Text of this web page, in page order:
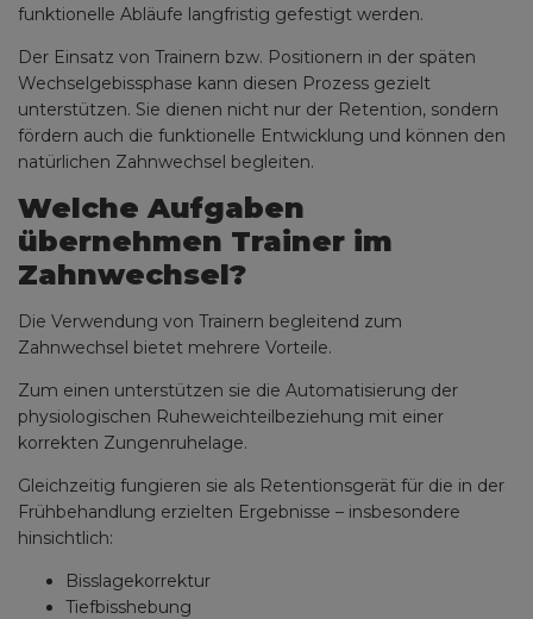
funktionelle Abläufe langfristig gefestigt werden.
Der Einsatz von Trainern bzw. Positionern in der späten
Wechselgebissphase kann diesen Prozess gezielt
unterstützen. Sie dienen nicht nur der Retention, sondern
fördern auch die funktionelle Entwicklung und können den
natürlichen Zahnwechsel begleiten.
Welche Aufgaben
übernehmen Trainer im
Zahnwechsel?
Die Verwendung von Trainern begleitend zum
Zahnwechsel bietet mehrere Vorteile.
Zum einen unterstützen sie die Automatisierung der
physiologischen Ruheweichteilbeziehung mit einer
korrekten Zungenruhelage.
Gleichzeitig fungieren sie als Retentionsgerät für die in der
Frühbehandlung erzielten Ergebnisse – insbesondere
hinsichtlich:
Bisslagekorrektur
Tiefbisshebung